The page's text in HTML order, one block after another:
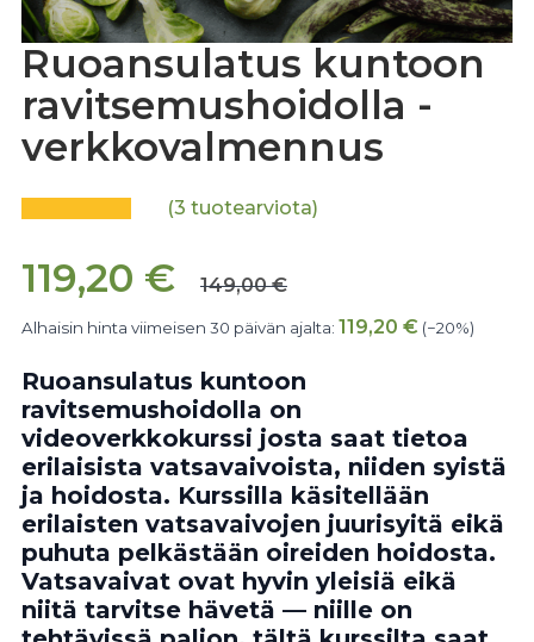
Ruoansulatus kuntoon
ravitsemushoidolla -
verkkovalmennus
(3 tuotearviota)
119,20 € 149,00€
Alhaisin hinta viimeisen 30 päivän ajalta: 119,20 € (−20%)
Ruoansulatus kuntoon
ravitsemushoidolla on
videoverkkokurssi josta saat tietoa
erilaisista vatsavaivoista, niiden syistä
ja hoidosta. Kurssilla käsitellään
erilaisten vatsavaivojen juurisyitä eikä
puhuta pelkästään oireiden hoidosta.
Vatsavaivat ovat hyvin yleisiä eikä
niitä tarvitse hävetä — niille on